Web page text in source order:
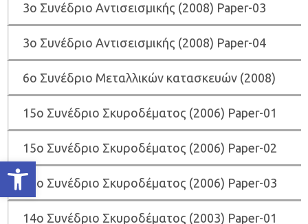
Ανοίξτε τη γραμμή εργαλείων
3o Συνέδριο Αντισεισμικής (2008) Paper-03
3o Συνέδριο Αντισεισμικής (2008) Paper-04
6o Συνέδριο Μεταλλικών κατασκευών (2008)
15o Συνέδριο Σκυροδέματος (2006) Paper-01
15o Συνέδριο Σκυροδέματος (2006) Paper-02
15o Συνέδριο Σκυροδέματος (2006) Paper-03
14ο Συνέδριο Σκυροδέματος (2003) Paper-01